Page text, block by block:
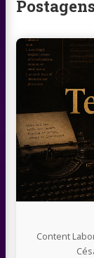
Content
Continue
lendo
Text